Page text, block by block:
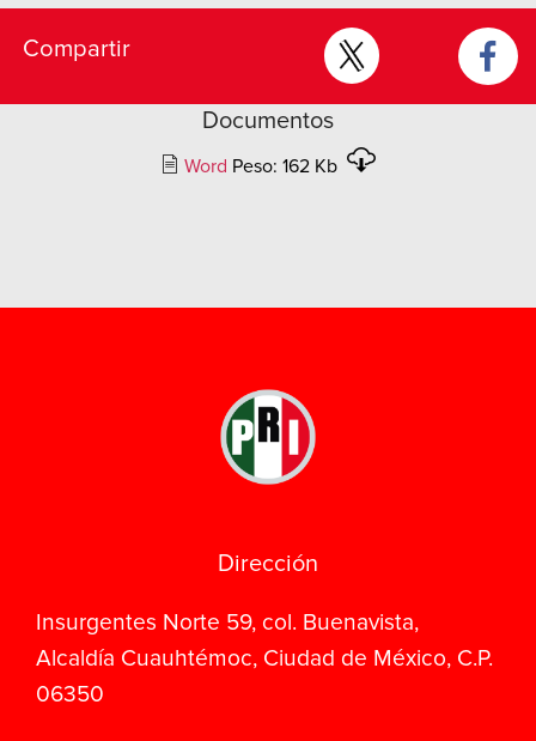
Compartir
Documentos
Word Peso: 162 Kb
Dirección
Insurgentes Norte 59, col. Buenavista,
Alcaldía Cuauhtémoc, Ciudad de México, C.P.
06350